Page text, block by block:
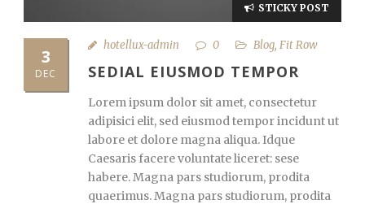
STICKY POST
3
DEC
hotellux-admin 0 Blog, Fit Row
SEDIAL EIUSMOD TEMPOR
Lorem ipsum dolor sit amet, consectetur
adipisici elit, sed eiusmod tempor incidunt ut
labore et dolore magna aliqua. Idque
Caesaris facere voluntate liceret: sese
habere. Magna pars studiorum, prodita
quaerimus. Magna pars studiorum, prodita